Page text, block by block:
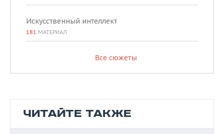
Искусственный интеллект
181 МАТЕРИАЛ
Все сюжеты
ЧИТАЙТЕ ТАКЖЕ